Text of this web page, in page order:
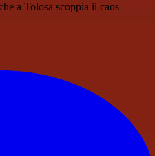
a Tolosa scoppia il caos